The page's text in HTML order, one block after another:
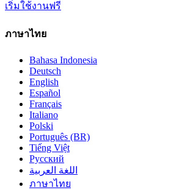
เริ่มใช้งานฟรี
ภาษาไทย
Bahasa Indonesia
Deutsch
English
Español
Français
Italiano
Polski
Português (BR)
Tiếng Việt
Русский
اللغة العربية
ภาษาไทย